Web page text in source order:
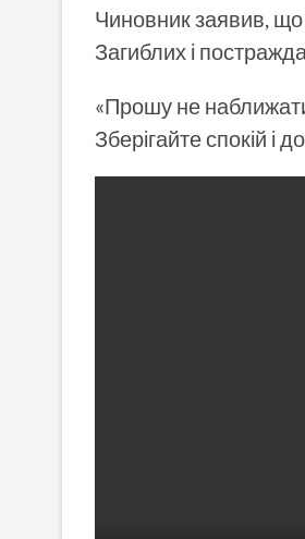
Чиновник заявив, що
Загиблих і
«Прошу не
Зберігайте спокій і